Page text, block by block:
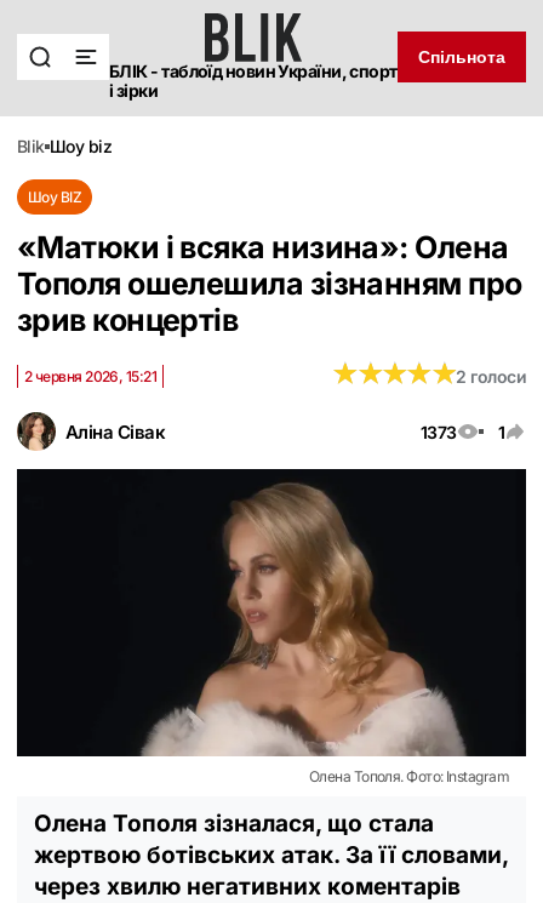
БЛІК - таблоїд новин України, спорт
і зірки
Спільнота
blik шоу biz
Шоу BIZ
«Матюки і всяка низина»: Олена
Тополя ошелешила зізнанням про
зрив концертів
Аліна Сівак 1373 1
2 червня 2026, 15:21 ★★★★★
★★★★★2 голоси
Олена Тополя. Фото: Instagram
Олена Тополя зізналася, що стала
жертвою ботівських атак. За її словами,
через хвилю негативних коментарів